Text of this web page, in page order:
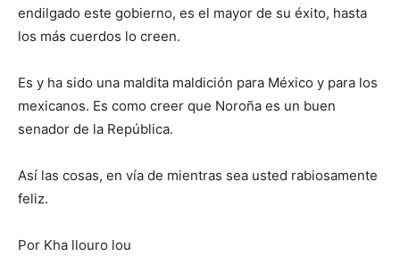
endilgado este gobierno, es el mayor de su éxito, hasta
los más cuerdos lo creen.
Es y ha sido una maldita maldición para México y para los
mexicanos. Es como creer que Noroña es un buen
senador de la República.
Así las cosas, en vía de mientras sea usted rabiosamente
feliz.
Por Kha llouro lou